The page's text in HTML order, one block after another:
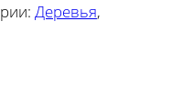
Деревья,